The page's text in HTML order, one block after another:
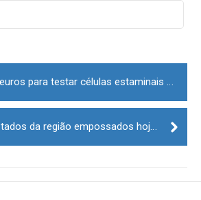
Um milhão de euros para testar células estaminais na recuperação de AVC
Conheça os deputados da região empossados hoje na Assembleia da República